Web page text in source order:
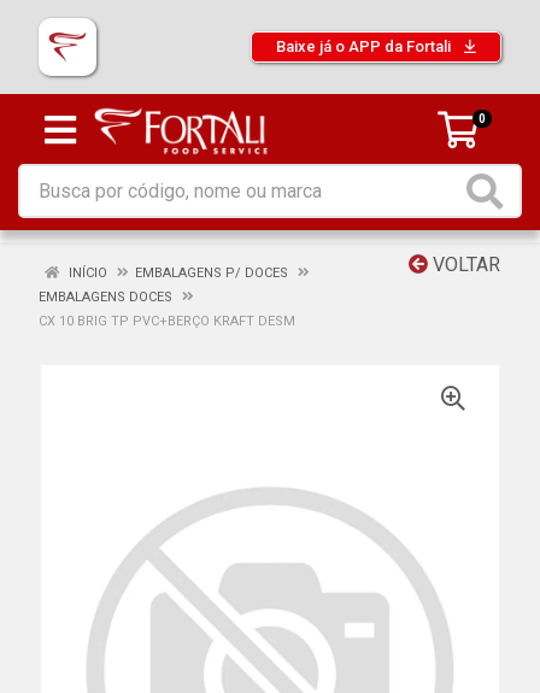
Baixe já o APP da Fortali
0
VOLTAR
INÍCIO
EMBALAGENS P/ DOCES
EMBALAGENS DOCES
CX 10 BRIG TP PVC+BERÇO KRAFT DESM